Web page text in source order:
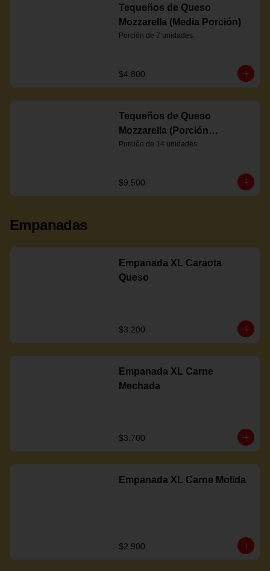
Tequeños de Queso
Mozzarella (Media Porción)
Porción de 7 unidades.
$4.800
Tequeños de Queso
Mozzarella (Porción
Completa)
Porción de 14 unidades.
$9.500
Empanadas
Empanada XL Caraota
Queso
$3.200
Empanada XL Carne
Mechada
$3.700
Empanada XL Carne Molida
$2.900